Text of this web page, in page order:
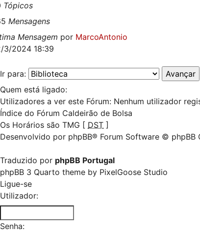
Tópicos
Mensagens
Mensagem por MarcoAntonio
3/2024 18:39
Ir para:
Quem está ligado:
Utilizadores a ver este Fórum: Nenhum utilizador
Índice do Fórum Caldeirão de Bolsa
Os Horários são TMG [ DST ]
Desenvolvido por phpBB® Forum Software © phpBB
Traduzido por phpBB Portugal
phpBB 3 Quarto theme by PixelGoose Studio
Ligue-se
Utilizador:
Senha: